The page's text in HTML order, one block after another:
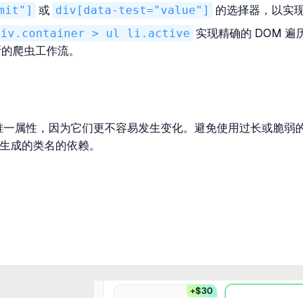
或 div[data-test="value"]
的选择器，以实
> ul li.active 实现精确的 DOM 遍
爬虫工作流。
属性，因为它们更不容易发生变化。避免使用过长或脆
成的类名的依赖。